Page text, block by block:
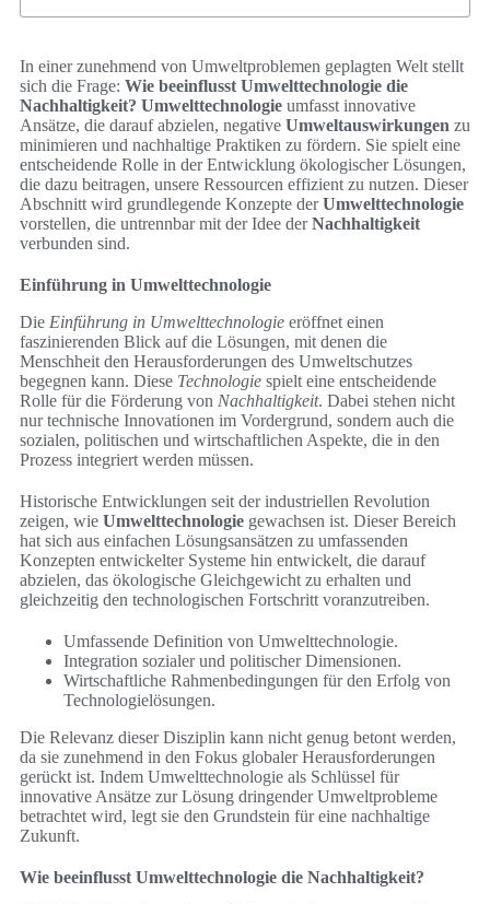
In einer zunehmend von Umweltproblemen geplagten Welt stellt
sich die Frage: Wie beeinflusst Umwelttechnologie die
Nachhaltigkeit? Umwelttechnologie umfasst innovative
Ansätze, die darauf abzielen, negative Umweltauswirkungen zu
minimieren und nachhaltige Praktiken zu fördern. Sie spielt eine
entscheidende Rolle in der Entwicklung ökologischer Lösungen,
die dazu beitragen, unsere Ressourcen effizient zu nutzen. Dieser
Abschnitt wird grundlegende Konzepte derUmwelttechnologie
vorstellen, die untrennbar mit der Idee derNachhaltigkeit
verbunden sind.
Einführung in Umwelttechnologie
Die Einführung in Umwelttechnologie eröffnet einen
faszinierenden Blick auf die Lösungen, mit denen die
Menschheit den Herausforderungen des Umweltschutzes
begegnen kann. Diese Technologie spielt eine entscheidende
Rolle für die Förderung von Nachhaltigkeit. Dabei stehen nicht
nur technische Innovationen im Vordergrund, sondern auch die
sozialen, politischen und wirtschaftlichen Aspekte, die in den
Prozess integriert werden müssen.
Historische Entwicklungen seit der industriellen Revolution
zeigen, wie Umwelttechnologie gewachsen ist. Dieser Bereich
hat sich aus einfachen Lösungsansätzen zu umfassenden
Konzepten entwickelter Systeme hin entwickelt, die darauf
abzielen, das ökologische Gleichgewicht zu erhalten und
gleichzeitig den technologischen Fortschritt voranzutreiben.
Umfassende Definition von Umwelttechnologie.
Integration sozialer und politischer Dimensionen.
Wirtschaftliche Rahmenbedingungen für den Erfolg von
Technologielösungen.
Die Relevanz dieser Disziplin kann nicht genug betont werden,
da sie zunehmend in den Fokus globaler Herausforderungen
gerückt ist. Indem Umwelttechnologie als Schlüssel für
innovative Ansätze zur Lösung dringender Umweltprobleme
betrachtet wird, legt sie den Grundstein für eine nachhaltige
Zukunft.
Wie beeinflusst Umwelttechnologie die Nachhaltigkeit?